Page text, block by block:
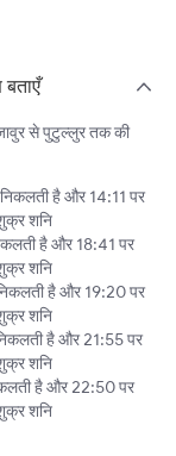
से पुटुल्लुर तक की
है और 14:11 पर
शनि
है और 18:41 पर
शनि
है और 19:20 पर
शनि
है और 21:55 पर
शनि
है और 22:50 पर
शनि